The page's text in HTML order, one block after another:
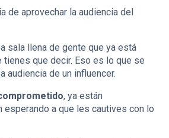
de aprovechar la audiencia del
sala llena de gente que ya está
tienes que decir. Eso es lo que se
audiencia de un influencer.
, ya están
esperando a que les cautives con lo